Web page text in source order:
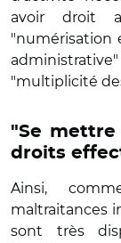
avoir droit
"numérisation
"multiplicité
"Se mettre
droits
Ainsi,
maltraitances
sont très